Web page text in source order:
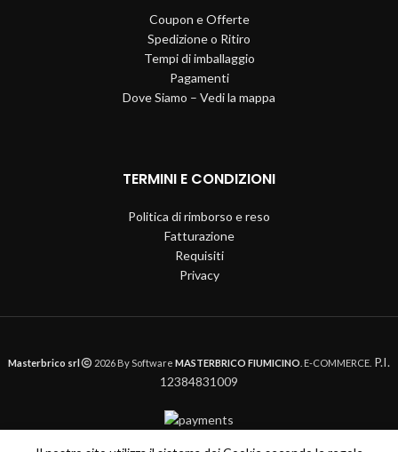
Coupon e Offerte
Spedizione o Ritiro
Tempi di imballaggio
Pagamenti
Dove Siamo – Vedi la mappa
TERMINI E CONDIZIONI
Politica di rimborso e reso
Fatturazione
Requisiti
Privacy
Masterbrico srl 2026 By Software MASTERBRICO FIUMICINO . E-COMMERCE. P.I.
12384831009